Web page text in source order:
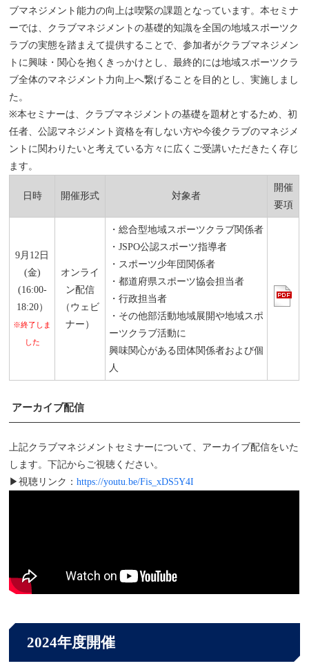
ブマネジメント能力の向上は喫緊の課題となっています。本セミナ
ーでは、クラブマネジメントの基礎的知識を全国の地域スポーツク
ラブの実態を踏まえて提供することで、参加者がクラブマネジメン
トに興味・関心を抱くきっかけとし、最終的には地域スポーツクラ
ブ全体のマネジメント力向上へ繋げることを目的とし、実施しまし
た。
※本セミナーは、クラブマネジメントの基礎を題材とするため、初
任者、公認マネジメント資格を有しない方や今後クラブのマネジメ
ントに関わりたいと考えている方々に広くご受講いただきたく存じ
ます。
日時 開催形式 対象者
開催
要項
9月12日
(金)
(16:00-
18:20）
※終了しま
した
オンライ
ン配信
（ウェビ
ナー）
・総合型地域スポーツクラブ関係者
・JSPO公認スポーツ指導者
・スポーツ少年団関係者
・都道府県スポーツ協会担当者
・行政担当者
・その他部活動地域展開や地域スポ
ーツクラブ活動に
興味関心がある団体関係者および個
人
アーカイブ配信
上記クラブマネジメントセミナーについて、アーカイブ配信をいた
します。下記からご視聴ください。
▶視聴リンク：https://youtu.be/Fis_xDS5Y4I
2024年度開催